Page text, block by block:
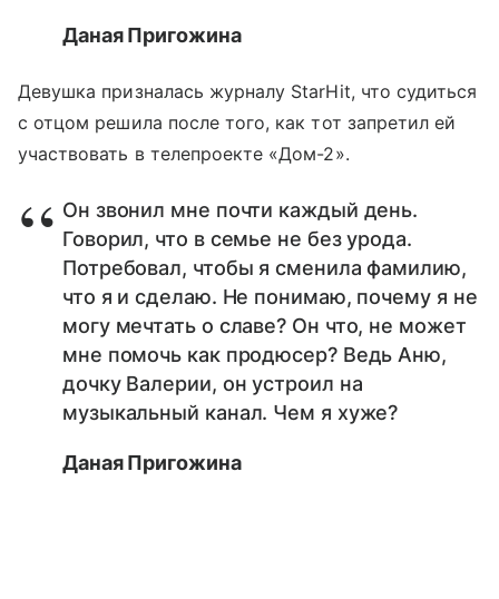
Даная Пригожина
Девушка призналась журналу StarHit, что судиться
с отцом решила после того, как тот запретил ей
участвовать в телепроекте «Дом-2».
Он звонил мне почти каждый день.
Говорил, что в семье не без урода.
Потребовал, чтобы я сменила фамилию,
что я и сделаю. Не понимаю, почему я не
могу мечтать о славе? Он что, не может
мне помочь как продюсер? Ведь Аню,
дочку Валерии, он устроил на
музыкальный канал. Чем я хуже?
Даная Пригожина